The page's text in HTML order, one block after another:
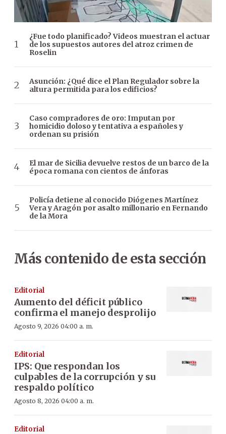
¿Fue todo planificado? Videos muestran el actuar
de los supuestos autores del atroz crimen de
Roselin
Asunción: ¿Qué dice el Plan Regulador sobre la
altura permitida para los edificios?
Caso compradores de oro: Imputan por
homicidio doloso y tentativa a españoles y
ordenan su prisión
El mar de Sicilia devuelve restos de un barco de la
época romana con cientos de ánforas
Policía detiene al conocido Diógenes Martínez
Vera y Aragón por asalto millonario en Fernando
de la Mora
Más contenido de esta sección
Editorial
Aumento del déficit público
confirma el manejo desprolijo
Agosto 9, 2026 04:00 a. m.
Editorial
IPS: Que respondan los
culpables de la corrupción y su
respaldo político
Agosto 8, 2026 04:00 a. m.
Editorial